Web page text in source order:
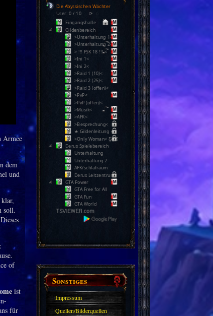
Die Abyssischen Wächter
User: 0 / 10 ⟳
Eingangshalle
Gildenbereich
>Unterhaltung 1<
>Unterhaltung 2<
> !!! FSK 18 !!! <
>Ini 1<
>Ini 2<
>Raid 1 (10)<
>Raid 2 (25)<
>Raid 3 (offen)<
>PvP<
>PvP (offen)<
>Musik<
>AFK<
>Besprechung<
★ Gildenleitung ★
>Only Woman< Ƹ̵̡Ӝ̵̨̄Ʒ
Derus Spielebereich
Unterhaltung
Unterhaltung 2
AFK/schlafraum
Derus Leitzentrum
GTA Power
GTA Free for All
GTA Fun
GTA World
Sonstiges
Impressum
Quellen/Bilderquellen
Armee
dem
und
soll.
of
ist
für